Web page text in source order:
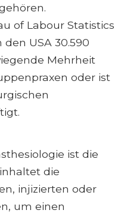
of Labour Statistics
den USA 30.590
Mehrheit
oder ist
ist die
die
injizierten oder
um einen